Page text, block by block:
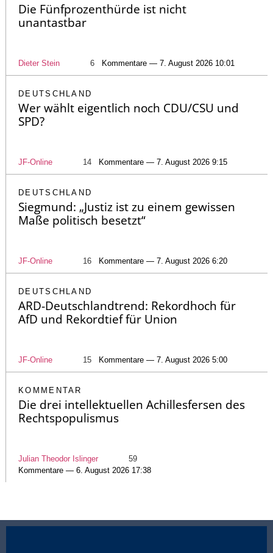
Die Fünfprozenthürde ist nicht
unantastbar
Dieter Stein 6 Kommentare — 7. August 2026 10:01
DEUTSCHLAND
Wer wählt eigentlich noch CDU/CSU und
SPD?
JF-Online 14 Kommentare — 7. August 2026 9:15
DEUTSCHLAND
Siegmund: „Justiz ist zu einem gewissen
Maße politisch besetzt“
JF-Online 16 Kommentare — 7. August 2026 6:20
DEUTSCHLAND
ARD-Deutschlandtrend: Rekordhoch für
AfD und Rekordtief für Union
JF-Online 15 Kommentare — 7. August 2026 5:00
KOMMENTAR
Die drei intellektuellen Achillesfersen des
Rechtspopulismus
Julian Theodor Islinger
59
Kommentare — 6. August 2026 17:38